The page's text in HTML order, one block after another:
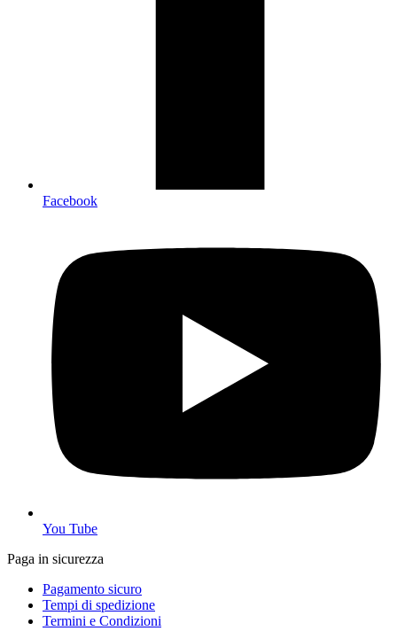
Facebook
You Tube
Paga in sicurezza
Pagamento sicuro
Tempi di spedizione
Termini e Condizioni